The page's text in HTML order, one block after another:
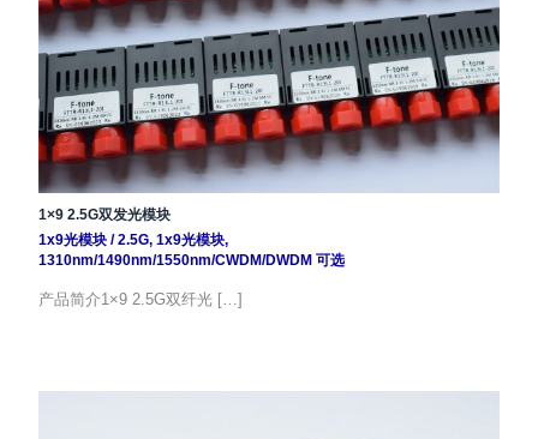
1×9 2.5G双发光模块
1x9光模块/2.5G, 1x9光模块,
1310nm/1490nm/1550nm/CWDM/DWDM 可选
产品简介1×9 2.5G双纤光 […]